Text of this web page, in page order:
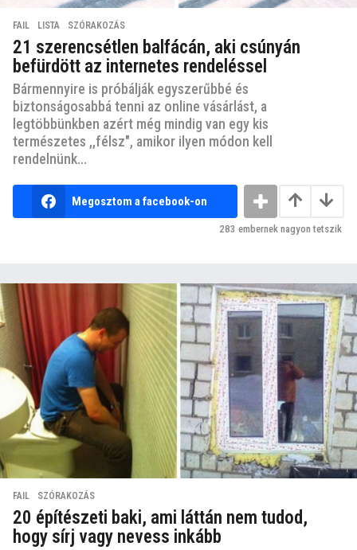
FAIL ,LISTA ,SZÓRAKOZÁS
21 szerencsétlen balfácán, aki csúnyán
befürdött az internetes rendeléssel
Bármennyire is próbálják egyszerűbbé és
biztonságosabbá tenni az online vásárlást, a
legtöbbünkben azért még mindig van egy kis
természetes ,,félsz", amikor ilyen módon kell
rendelnünk...
Megosztom a facebook-on
283 embernek nagyon tetszik
FAIL ,SZÓRAKOZÁS
20 építészeti baki, ami láttán nem tudod,
hogy sírj vagy nevess inkább